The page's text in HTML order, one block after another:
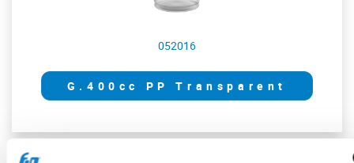
052016
G.400cc PP Transparent